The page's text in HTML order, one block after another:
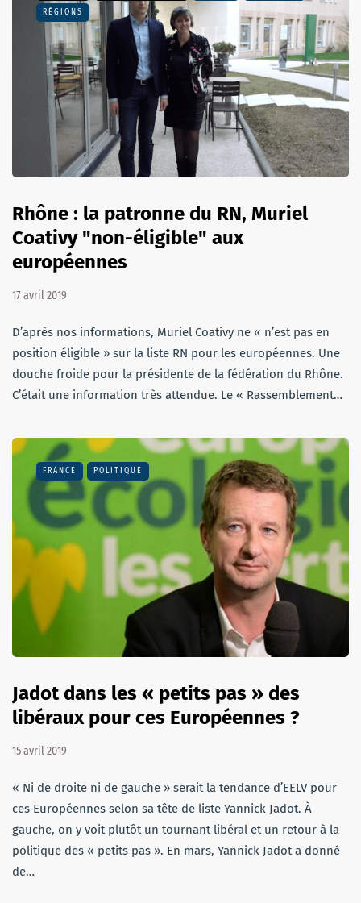
RÉGIONS
Rhône : la patronne du RN, Muriel
Coativy "non-éligible" aux
européennes
17 avril 2019
D’après nos informations, Muriel Coativy ne « n’est pas en
position éligible » sur la liste RN pour les européennes. Une
douche froide pour la présidente de la fédération du Rhône.
C’était une information très attendue. Le « Rassemblement…
FRANCE POLITIQUE
Jadot dans les « petits pas » des
libéraux pour ces Européennes ?
15 avril 2019
« Ni de droite ni de gauche » serait la tendance d’EELV pour
ces Européennes selon sa tête de liste Yannick Jadot. À
gauche, on y voit plutôt un tournant libéral et un retour à la
politique des « petits pas ». En mars, Yannick Jadot a donné
de…